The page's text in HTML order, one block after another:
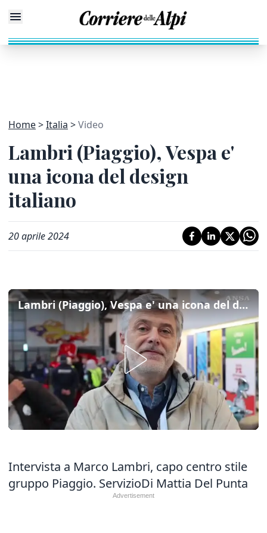
Home Italia Video
Lambri (Piaggio), Vespa e'
una icona del design
italiano
20 aprile 2024
Lambri (Piaggio), Vespa e' una icona del design italiano
Intervista a Marco Lambri, capo centro stile
gruppo Piaggio. ServizioDi Mattia Del Punta